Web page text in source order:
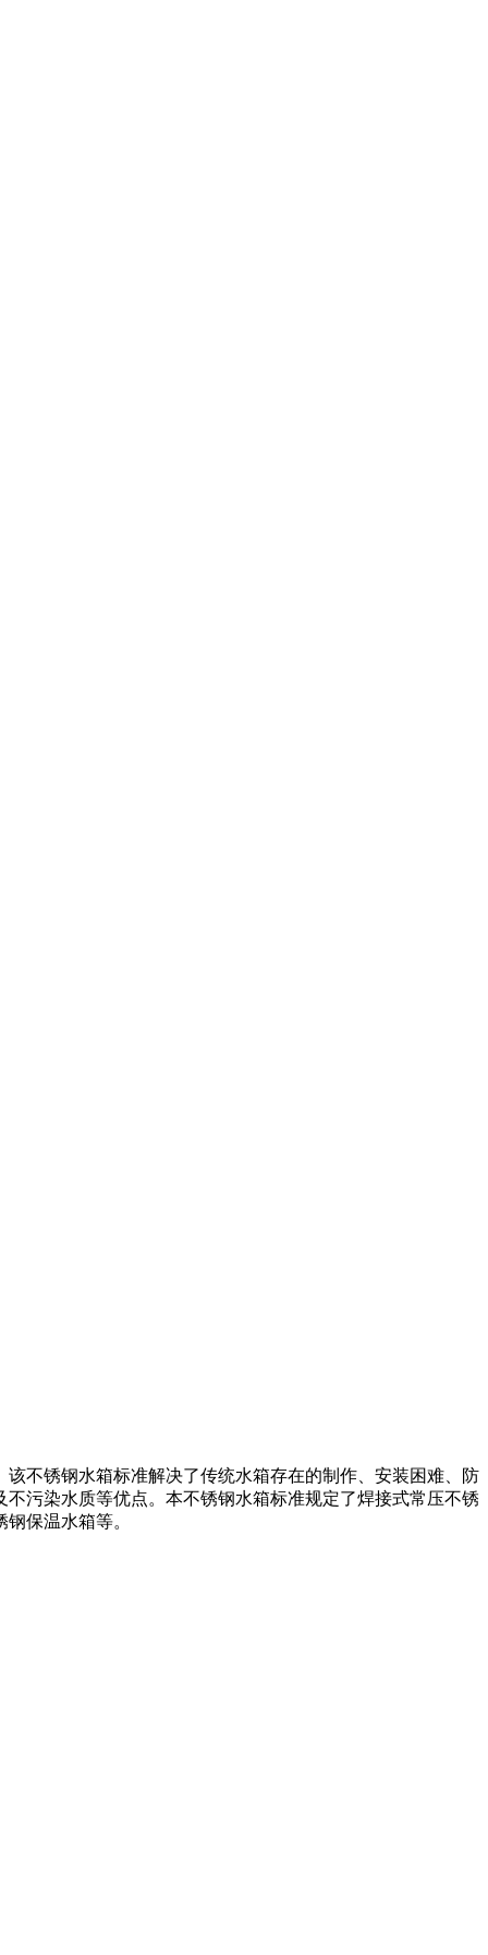
不锈钢水箱标准解决了传统水箱存在的制作、安装困难、防
污染水质等优点。本不锈钢水箱标准规定了焊接式常压不锈
保温水箱等。